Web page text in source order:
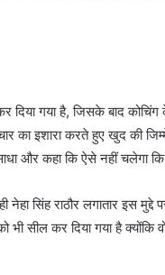
गया है, जिसके बाद
का इशारा करते हुए खुद की
साधा और कहा कि ऐसे नहीं चलेगा
सिंह राठौर लगातार इस
भी सील कर दिया गया है क्योंकि